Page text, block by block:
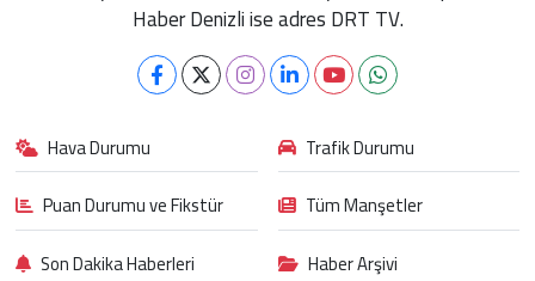
Haber Denizli ise adres DRT TV.
Hava Durumu
Trafik Durumu
Puan Durumu ve Fikstür
Tüm Manşetler
Son Dakika Haberleri
Haber Arşivi